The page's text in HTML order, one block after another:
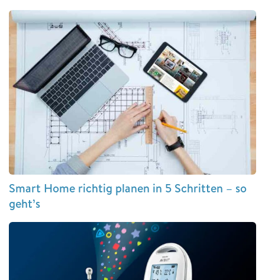
Smart Home richtig planen in 5 Schritten – so
geht’s